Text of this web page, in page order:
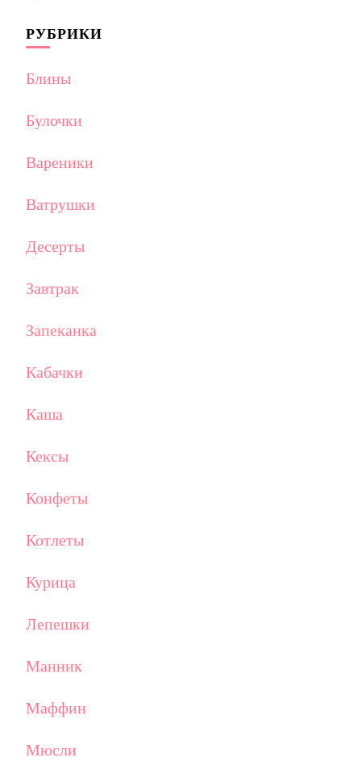
РУБРИКИ
Блины
Булочки
Вареники
Ватрушки
Десерты
Завтрак
Запеканка
Кабачки
Каша
Кексы
Конфеты
Котлеты
Курица
Лепешки
Манник
Маффин
Мюсли